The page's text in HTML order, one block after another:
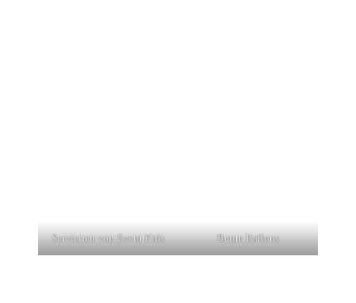
Servietten von Event Kids Bunte Ballons